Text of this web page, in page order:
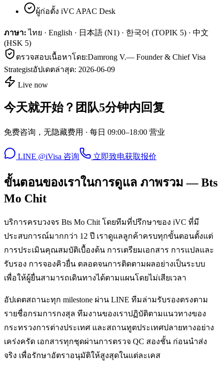
ผู้ก่อตั้ง iVC APAC Desk
ภาษา: ไทย · English · 日本語 (N1) · 한국어 (TOPIK 5) · 中文
(HSK 5)
ตรวจสอบเนื้อหาโดย:Damrong V.— Founder & Chief Visa
Strategistอัปเดตล่าสุด: 2026-06-09
Live now
今天就开始？团队5分钟内回复
免费咨询，无隐藏费用 · 每日 09:00–18:00 营业
LINE @iVisa 咨询 立即致电获取报价
ขั้นตอนของเราในการดูแล ภาพรวม — Bts
Mo Chit
บริการครบวงจร Bts Mo Chit โดยทีมที่ปรึกษาของ iVC ที่มี
ประสบการณ์มากกว่า 12 ปี เราดูแลลูกค้าครบทุกขั้นตอนตั้งแต่
การประเมินคุณสมบัติเบื้องต้น การเตรียมเอกสาร การแปลและ
รับรอง การจองคิวยื่น ตลอดจนการติดตามผลอย่างเป็นระบบ
เพื่อให้ผู้ยื่นสามารถเดินทางได้ตามแผนโดยไม่เสียเวลา
อัปเดตสถานะทุก milestone ผ่าน LINE ทีมล่ามรับรองตรงตาม
รายชื่อกรมการกงสุล ทีมงานของเราปฏิบัติตามแนวทางของ
กระทรวงการต่างประเทศ และสถานทูตประเทศปลายทางอย่าง
เคร่งครัด เอกสารทุกชุดผ่านการตรวจ QC สองชั้น ก่อนนำส่ง
จริง เพื่อรักษาอัตราอนุมัติให้สูงสุดในแต่ละเคส